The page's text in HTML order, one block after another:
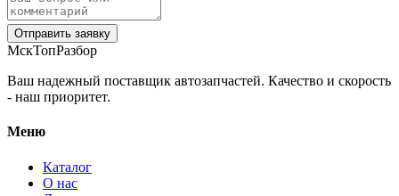
Отправить заявку
МскТопРазбор
Ваш надежный поставщик автозапчастей. Качество и скорость
- наш приоритет.
Меню
Каталог
О нас